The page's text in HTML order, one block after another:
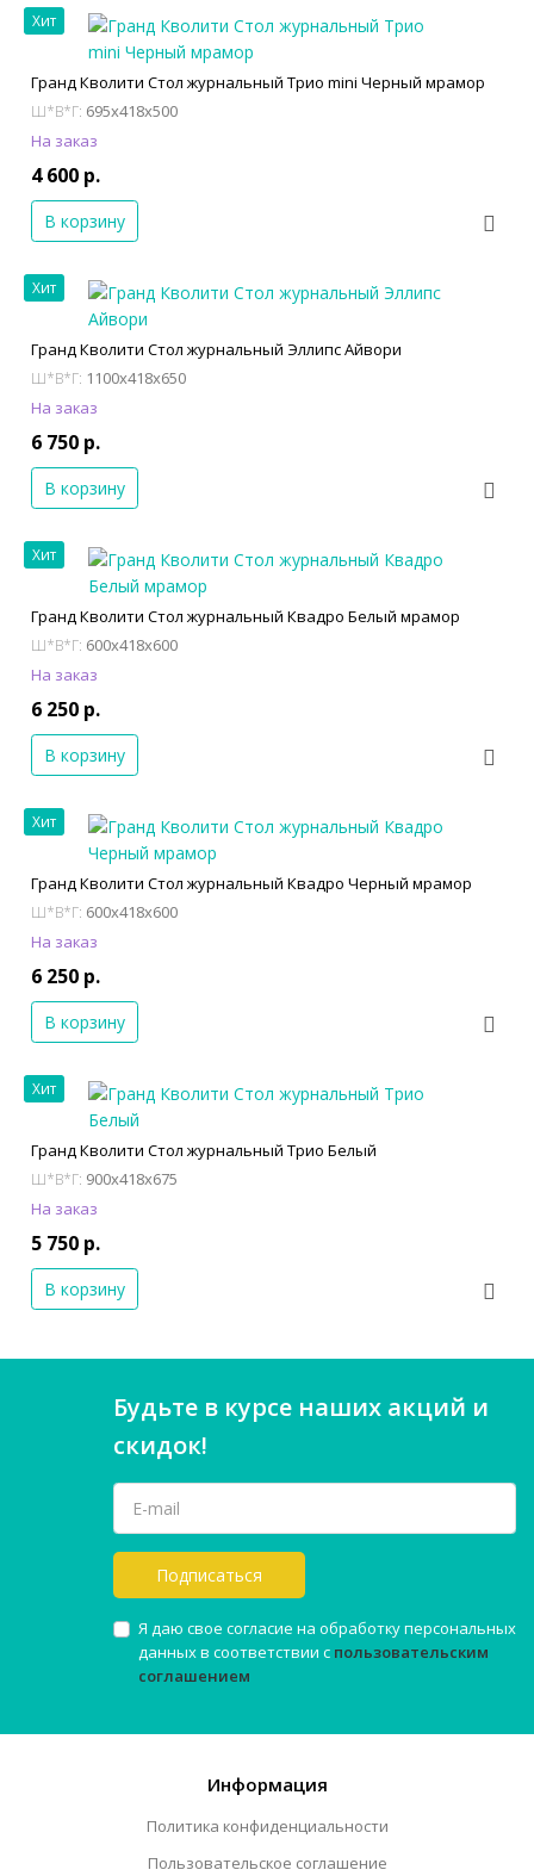
Хит
Гранд Кволити Стол журнальный Трио mini Черный мрамор
Ш*В*Г: 695x418x500
На заказ
4 600 р.
В корзину
Хит
Гранд Кволити Стол журнальный Эллипс Айвори
Ш*В*Г: 1100x418x650
На заказ
6 750 р.
В корзину
Хит
Гранд Кволити Стол журнальный Квадро Белый мрамор
Ш*В*Г: 600x418x600
На заказ
6 250 р.
В корзину
Хит
Гранд Кволити Стол журнальный Квадро Черный мрамор
Ш*В*Г: 600x418x600
На заказ
6 250 р.
В корзину
Хит
Гранд Кволити Стол журнальный Трио Белый
Ш*В*Г: 900x418x675
На заказ
5 750 р.
В корзину
Будьте в курсе наших акций и
скидок!
Подписаться
Я даю свое согласие на обработку персональных
данных в соответствии с пользовательским
соглашением
Информация
Политика конфиденциальности
Пользовательское соглашение